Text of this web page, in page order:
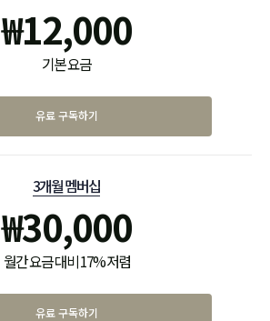
₩12,000
기본 요금
유료 구독하기
3개월 멤버십
₩30,000
월간 요금 대비 17% 저렴
유료 구독하기